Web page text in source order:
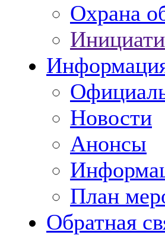
Охрана
Новости
Анонсы
План
Обратная